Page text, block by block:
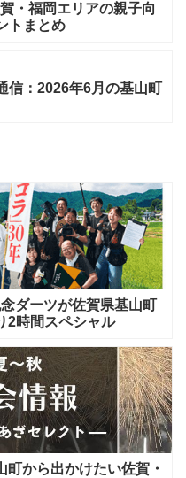
・福岡エリアの親子向
トまとめ
信：2026年6月の基山町
ダーツが佐賀県基山町
2時間スペシャル
から出かけたい佐賀・